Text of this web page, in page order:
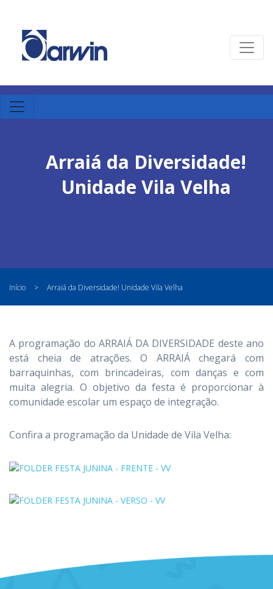
Arraiá da Diversidade!
Unidade Vila Velha
Início > Arraiá da Diversidade! Unidade Vila Velha
A programação do ARRAIÁ DA DIVERSIDADE deste ano
está cheia de atrações. O ARRAIÁ chegará com
barraquinhas, com brincadeiras, com danças e com
muita alegria. O objetivo da festa é proporcionar à
comunidade escolar um espaço de integração.
Confira a programação da Unidade de Vila Velha: